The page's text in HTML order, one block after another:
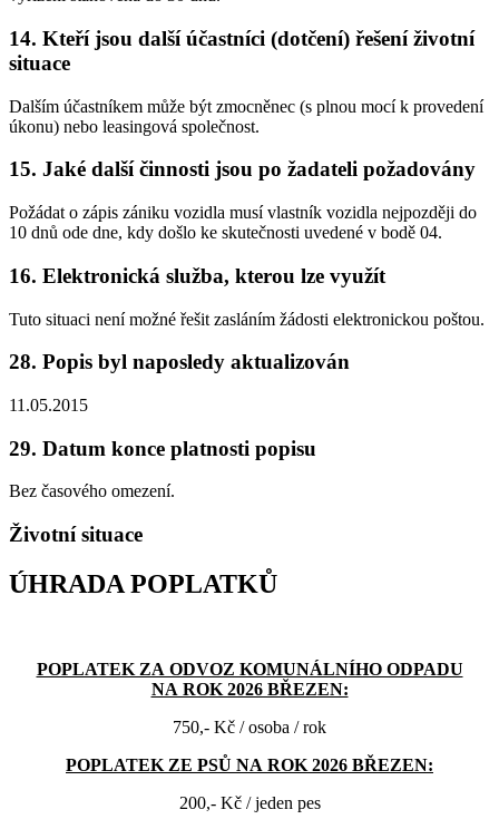
14. Kteří jsou další účastníci (dotčení) řešení životní
situace
Dalším účastníkem může být zmocněnec (s plnou mocí k provedení
úkonu) nebo leasingová společnost.
15. Jaké další činnosti jsou po žadateli požadovány
Požádat o zápis zániku vozidla musí vlastník vozidla nejpozději do
10 dnů ode dne, kdy došlo ke skutečnosti uvedené v bodě 04.
16. Elektronická služba, kterou lze využít
Tuto situaci není možné řešit zasláním žádosti elektronickou poštou.
28. Popis byl naposledy aktualizován
11.05.2015
29. Datum konce platnosti popisu
Bez časového omezení.
Životní situace
ÚHRADA POPLATKŮ
POPLATEK ZA ODVOZ KOMUNÁLNÍHO ODPADU
NA ROK 2026 BŘEZEN:
750,- Kč / osoba / rok
POPLATEK ZE PSŮ NA ROK 2026 BŘEZEN:
200,- Kč / jeden pes